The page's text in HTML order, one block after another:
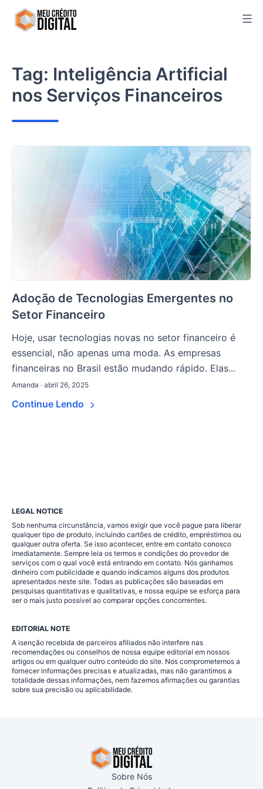
Skip
Tag: Inteligência Artificial
nos Serviços Financeiros
Adoção de Tecnologias Emergentes no
Setor Financeiro
Hoje, usar tecnologias novas no setor financeiro é
essencial, não apenas uma moda. As empresas
financeiras no Brasil estão mudando rápido. Elas...
Amanda · abril 26, 2025
Continue Lendo
LEGAL NOTICE
Sob nenhuma circunstância, vamos exigir que você pague para liberar
qualquer tipo de produto, incluindo cartões de crédito, empréstimos ou
qualquer outra oferta. Se isso acontecer, entre em contato conosco
imediatamente. Sempre leia os termos e condições do provedor de
serviços com o qual você está entrando em contato. Nós ganhamos
dinheiro com publicidade e quando indicamos alguns dos produtos
apresentados neste site. Todas as publicações são baseadas em
pesquisas quantitativas e qualitativas, e nossa equipe se esforça para
ser o mais justo possível ao comparar opções concorrentes.
EDITORIAL NOTE
A isenção recebida de parceiros afiliados não interfere nas
recomendações ou conselhos de nossa equipe editorial em nossos
artigos ou em qualquer outro conteúdo do site. Nos comprometemos a
fornecer informações precisas e atualizadas, mas não garantimos a
totalidade dessas informações, nem fazemos afirmações ou garantias
sobre sua precisão ou aplicabilidade.
Sobre Nós